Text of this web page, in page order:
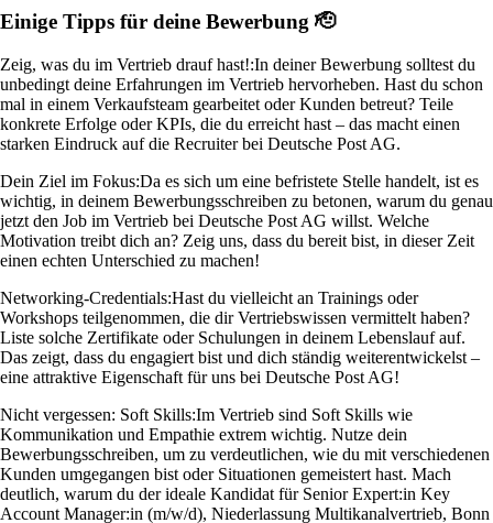
Einige Tipps für deine Bewerbung 🫡
Zeig, was du im Vertrieb drauf hast!:In deiner Bewerbung solltest du
unbedingt deine Erfahrungen im Vertrieb hervorheben. Hast du schon
mal in einem Verkaufsteam gearbeitet oder Kunden betreut? Teile
konkrete Erfolge oder KPIs, die du erreicht hast – das macht einen
starken Eindruck auf die Recruiter bei Deutsche Post AG.
Dein Ziel im Fokus:Da es sich um eine befristete Stelle handelt, ist es
wichtig, in deinem Bewerbungsschreiben zu betonen, warum du genau
jetzt den Job im Vertrieb bei Deutsche Post AG willst. Welche
Motivation treibt dich an? Zeig uns, dass du bereit bist, in dieser Zeit
einen echten Unterschied zu machen!
Networking-Credentials:Hast du vielleicht an Trainings oder
Workshops teilgenommen, die dir Vertriebswissen vermittelt haben?
Liste solche Zertifikate oder Schulungen in deinem Lebenslauf auf.
Das zeigt, dass du engagiert bist und dich ständig weiterentwickelst –
eine attraktive Eigenschaft für uns bei Deutsche Post AG!
Nicht vergessen: Soft Skills:Im Vertrieb sind Soft Skills wie
Kommunikation und Empathie extrem wichtig. Nutze dein
Bewerbungsschreiben, um zu verdeutlichen, wie du mit verschiedenen
Kunden umgegangen bist oder Situationen gemeistert hast. Mach
deutlich, warum du der ideale Kandidat für Senior Expert:in Key
Account Manager:in (m/w/d), Niederlassung Multikanalvertrieb, Bonn